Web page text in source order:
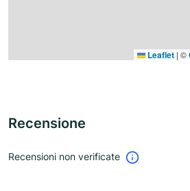
Leaflet | ©
Recensione
Recensioni non verificate